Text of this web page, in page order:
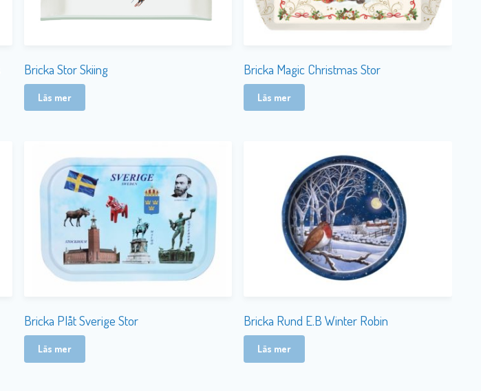
Bricka Stor Skiing
Läs mer
Bricka Magic Christmas Stor
Läs mer
Bricka Plåt Sverige Stor
Läs mer
Bricka Rund E.B Winter Robin
Läs mer